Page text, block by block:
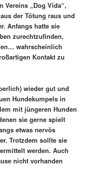
Vereins „Dog Vida“,
der Tötung raus und
Anfangs hatte sie
zurechtzufinden,
wahrscheinlich
Kontakt zu
wieder gut und
Hundekumpels in
mit jüngeren Hunden
sie gerne spielt
etwas nervös
Trotzdem sollte sie
werden. Auch
nicht vorhanden